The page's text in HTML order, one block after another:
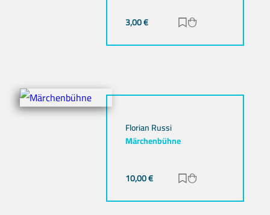
3,00€ Zur Merkliste
Florian Russi
Märchenbühne
10,00€ Zur Merkliste